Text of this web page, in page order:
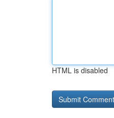
HTML is disabled